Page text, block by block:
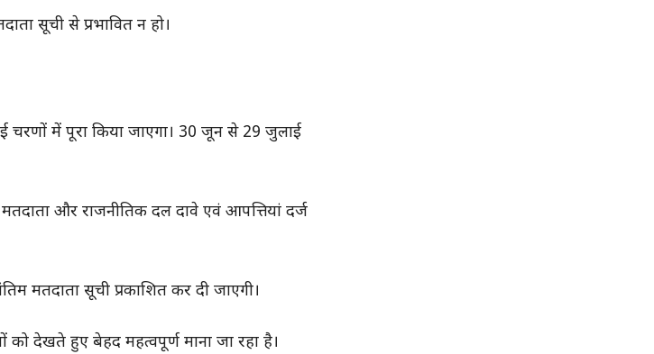
सूची से प्रभावित न हो।
में पूरा किया जाएगा। 30 जून से 29 जुलाई
और राजनीतिक दल दावे एवं आपत्तियां दर्ज
मतदाता सूची प्रकाशित कर दी जाएगी।
देखते हुए बेहद महत्वपूर्ण माना जा रहा है।